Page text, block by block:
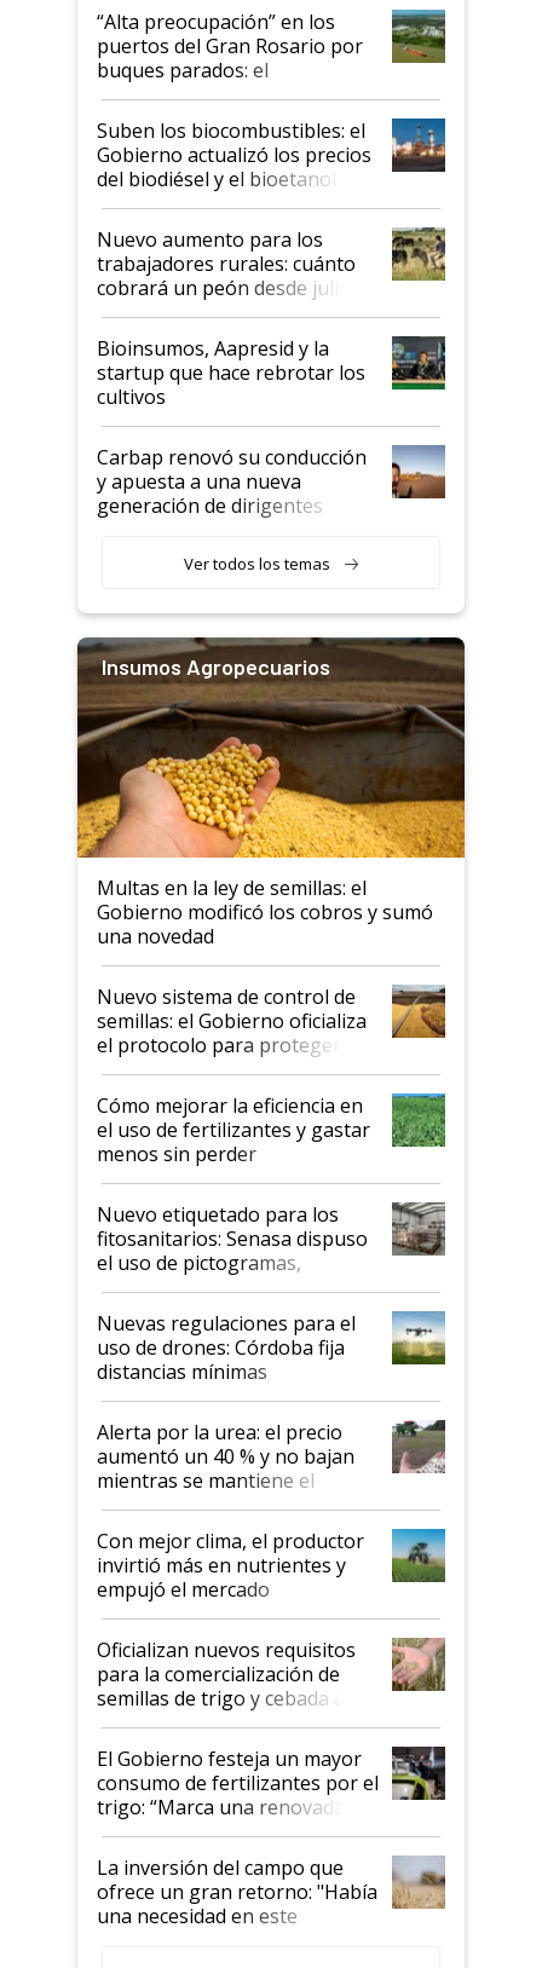
“Alta preocupación” en los
puertos del Gran Rosario por
buques parados: el
funcionamiento de las
exportadoras en tensión tras
la medida de fuerza de los
prácticos
Suben los biocombustibles: el
Gobierno actualizó los precios
del biodiésel y el bioetanol
Nuevo aumento para los
trabajadores rurales: cuánto
cobrará un peón desde julio
Bioinsumos, Aapresid y la
startup que hace rebrotar los
cultivos
Carbap renovó su conducción
y apuesta a una nueva
generación de dirigentes
Ver todos los temas
Insumos Agropecuarios
Multas en la ley de semillas: el
Gobierno modificó los cobros y sumó
una novedad
Nuevo sistema de control de
semillas: el Gobierno oficializa
el protocolo para proteger la
propiedad intelectual
Cómo mejorar la eficiencia en
el uso de fertilizantes y gastar
menos sin perder
productividad en la campaña
fina
Nuevo etiquetado para los
fitosanitarios: Senasa dispuso
el uso de pictogramas,
palabras de advertencia e
indicaciones
Nuevas regulaciones para el
uso de drones: Córdoba fija
distancias mínimas
Alerta por la urea: el precio
aumentó un 40 % y no bajan
mientras se mantiene el
conflicto en Medio Oriente
Con mejor clima, el productor
invirtió más en nutrientes y
empujó el mercado
Oficializan nuevos requisitos
para la comercialización de
semillas de trigo y cebada a
granel
El Gobierno festeja un mayor
consumo de fertilizantes por el
trigo: “Marca una renovada
confianza de los productores”
La inversión del campo que
ofrece un gran retorno: "Había
una necesidad en este